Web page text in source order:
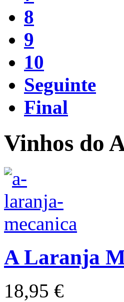
8
9
10
Seguinte
Final
Vinhos do
A Laranja
18,95 €